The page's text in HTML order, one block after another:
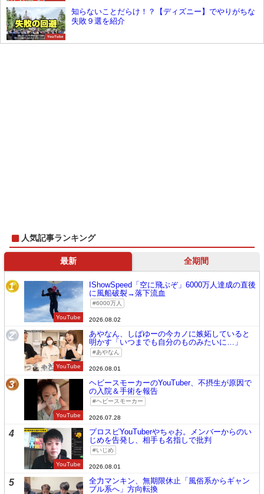
YouTube
知らないことだらけ！？【ディズニー】でやりがちな
失敗９選を紹介
人気記事ランキング
最新 全期間
1
YouTube
IShowSpeed「空に飛ぶぞ」6000万人達成の直後
に風船破裂→落下流血
6000万人
2026.08.02
2
YouTube
あやなん、しばゆーの今カノに嫉妬していると
明かす「いつまでも自分のものみたいに…」
あやなん
2026.08.01
3
YouTube
ヘビースモーカーのYouTuber、不摂生が原因で
の入院＆手術を報告
ヘビースモーカー
2026.07.28
4
YouTube
プロスピYouTuberやちゃお。メンバーからのい
じめを告発し、相手も名指しで批判
いじめ
2026.08.01
5
全力マンキン、無期限休止「風俗系からギャン
ブル系へ」方向転換